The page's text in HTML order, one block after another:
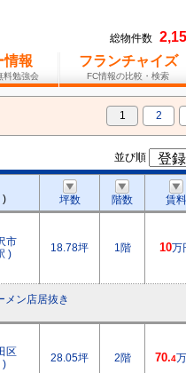
総物件数
情報
料勉強会
フランチャイズ
FC情報の比較・検索
1 2
並び順
)
坪数 階数 賃料
市
)
18.78坪 1階 10万
メン店居抜き
区
)
28.05坪 2階 70.4